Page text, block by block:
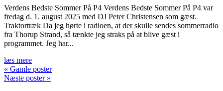
Verdens Bedste Sommer På P4 Verdens Bedste Sommer På P4 var
fredag d. 1. august 2025 med DJ Peter Christensen som gæst.
Traktortræk Da jeg hørte i radioen, at der skulle sendes sommerradio
fra Thorup Strand, så tænkte jeg straks på at blive gæst i
programmet. Jeg har...
læs mere
« Gamle poster
Næste poster »